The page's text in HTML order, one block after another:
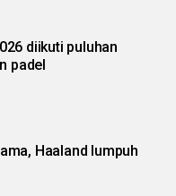
diikuti puluhan
padel
Haaland lumpuh